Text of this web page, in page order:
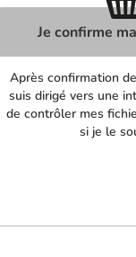
Je confirme
Après confirmation
suis dirigé vers une
de contrôler mes
si je le